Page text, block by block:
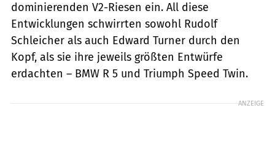
dominierenden V2-Riesen ein. All diese
Entwicklungen schwirrten sowohl Rudolf
Schleicher als auch Edward Turner durch den
Kopf, als sie ihre jeweils größten Entwürfe
erdachten – BMW R 5 und Triumph Speed Twin.
ANZEIGE